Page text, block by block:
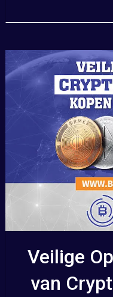
Veilige
van